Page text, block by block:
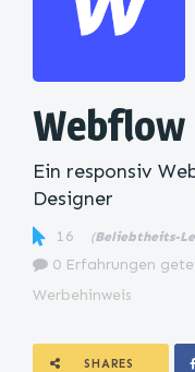
Webflow
Ein responsiv
Designer
16 (Beliebtheits-
0 Erfahrungen
Werbehinweis
SHARES